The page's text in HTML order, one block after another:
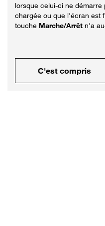
lorsque celui-ci ne
chargée ou que l'écran est
touche Marche/Arrêt n'a
C'est compris